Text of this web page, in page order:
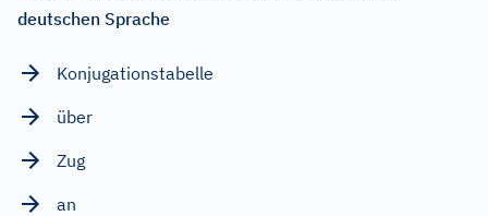
deutschen Sprache
Konjugationstabelle
über
Zug
an